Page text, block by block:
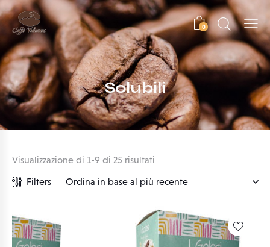
0
Solubili
Visualizzazione di 1-9 di 25 risultati
Filters